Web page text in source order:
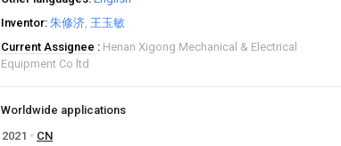
Inventor 朱修济 王玉敏
Current Assignee
Henan Xigong Mechanical & Electrical
Equipment Co ltd
Worldwide applications
2021
CN